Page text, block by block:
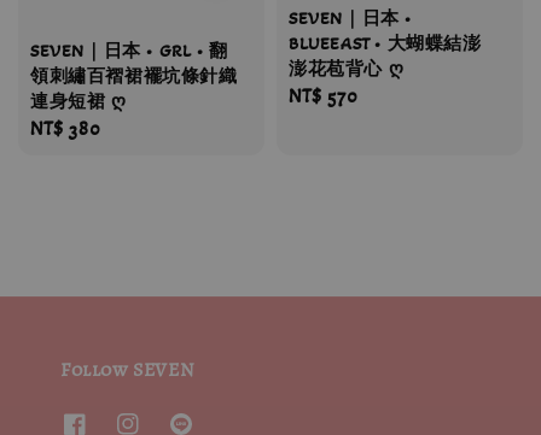
SEVEN｜日本 • GRL • 翻
領刺繡百褶裙襬坑條針織
連身短裙 ღ
Regular
NT$ 380
SEVEN｜日本 •
BLUEEAST • 大蝴蝶結澎
澎花苞背心 ღ
Regular
NT$ 570
Follow SEVEN